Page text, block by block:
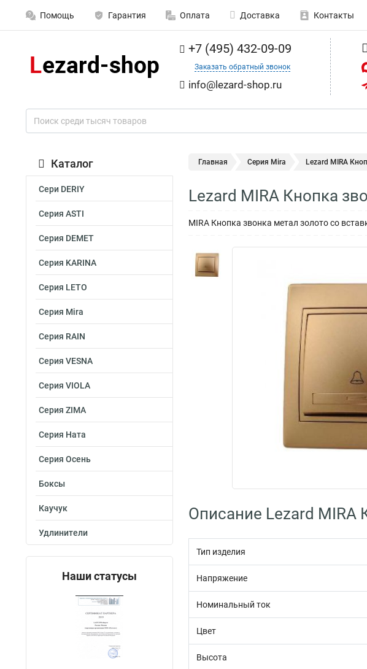
Помощь Гарантия Оплата Доставка Контакты
+7 (495) 432-09-09
Заказать обратный звонок
info@lezard-shop.ru
Каталог
Сери DERIY
Серия ASTI
Серия DEMET
Серия KARINA
Серия LETO
Серия Mira
Серия RAIN
Серия VESNA
Серия VIOLA
Серия ZIMA
Серия Ната
Серия Осень
Боксы
Каучук
Удлинители
Наши статусы
Главная Серия Mira Lezard MIRA
Lezard MIRA Кнопка
MIRA Кнопка звонка метал золото со
Описание Lezard MIRA
Тип изделия
Напряжение
Номинальный ток
Цвет
Высота